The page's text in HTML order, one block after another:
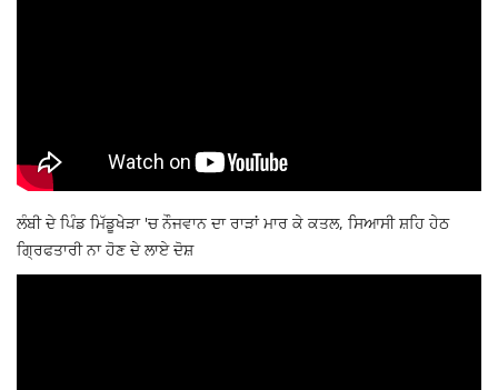
ਲੰਬੀ ਦੇ ਪਿੰਡ ਮਿੱਡੂਖੇੜਾ 'ਚ ਨੌਜਵਾਨ ਦਾ ਰਾੜਾਂ ਮਾਰ ਕੇ ਕਤਲ, ਸਿਆਸੀ ਸ਼ਹਿ ਹੇਠ
ਗ੍ਰਿਫਤਾਰੀ ਨਾ ਹੋਣ ਦੇ ਲਾਏ ਦੋਸ਼